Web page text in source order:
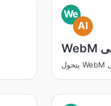
We
AI